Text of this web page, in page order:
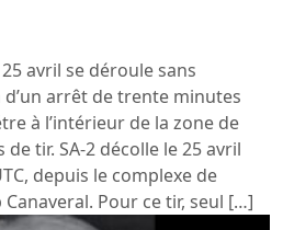
avril se déroule sans
d’un arrêt de trente minutes
à l’intérieur de la zone de
tir. SA-2 décolle le 25 avril
depuis le complexe de
Canaveral. Pour ce tir, seul […]